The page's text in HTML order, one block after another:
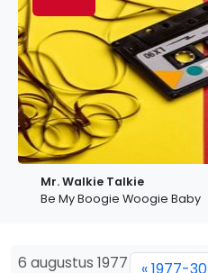
Mr. Walkie Talkie
Be My Boogie Woogie Baby
6 augustus 1977